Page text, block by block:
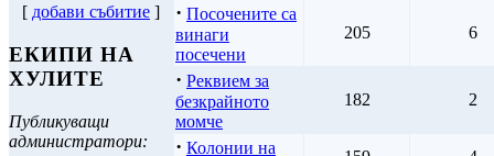
[ добави събитие ]
ЕКИПИ НА
ХУЛИТЕ
Публикуващи
администратори:
· Посочените са
винаги
посечени
205 6
· Реквием за
безкрайното
момче
182 2
· Колонии на